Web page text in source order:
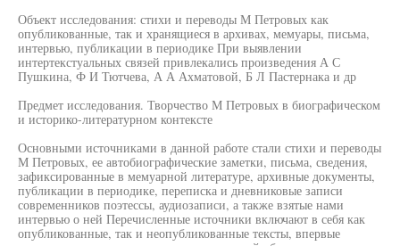
Объект исследования: стихи и переводы М Петровых как
опубликованные, так и хранящиеся в архивах, мемуары, письма,
интервью, публикации в периодике При выявлении
интертекстуальных связей привлекались произведения А С
Пушкина, Ф И Тютчева, А А Ахматовой, Б Л Пастернака и др
Предмет исследования. Творчество М Петровых в биографическом
и историко-литературном контексте
Основными источниками в данной работе стали стихи и переводы
М Петровых, ее автобиографические заметки, письма, сведения,
зафиксированные в мемуарной литературе, архивные документы,
публикации в периодике, переписка и дневниковые записи
современников поэтессы, аудиозаписи, а также взятые нами
интервью о ней Перечисленные источники включают в себя как
опубликованные, так и неопубликованные тексты, впервые